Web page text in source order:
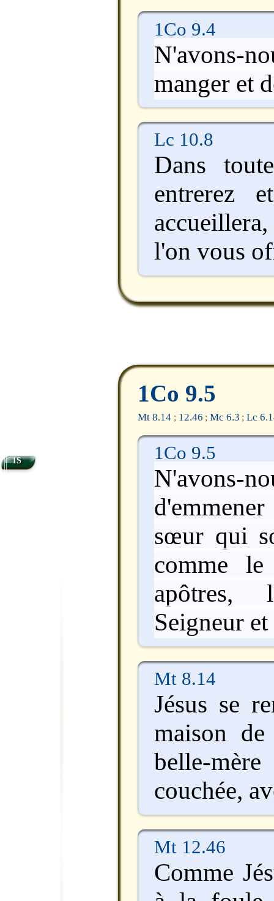
1Co 9.4
N'avons-
manger et
Lc 10.8
Dans
entrerez
l'on vous
1Co 9.5
Mt 8.14 ; 12.46 ; Mc 6.3 ;Lc
1Co 9.5
N'avons-
sœur qui
comme
Seigneur et
Mt 8.14
Jésus se
maison
belle-
couchée,
Mt 12.46
Comme
1S